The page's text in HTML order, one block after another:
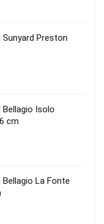
Preston
Isolo
cm
La Fonte